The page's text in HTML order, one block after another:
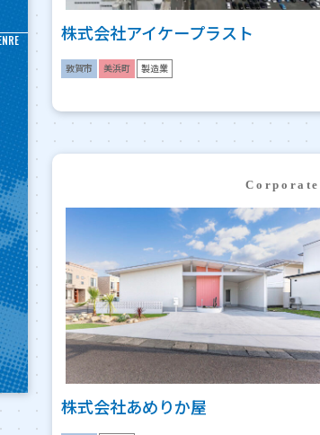
株式会社アイケープラスト
敦賀市 美浜町 製造業
株式会社あめりか屋